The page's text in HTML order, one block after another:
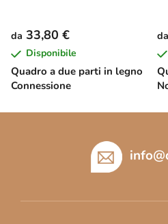
Quadro a due parti in legno
Connessione
da 33,80 €
Disponibile
da
info@